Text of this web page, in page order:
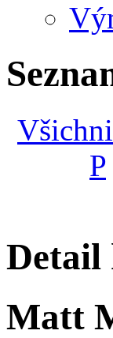
Všichni
P
Detail
Matt